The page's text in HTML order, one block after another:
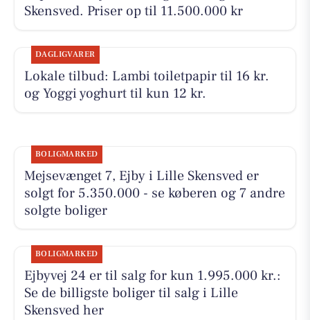
Skensved. Priser op til 11.500.000 kr
DAGLIGVARER
Lokale tilbud: Lambi toiletpapir til 16 kr.
og Yoggi yoghurt til kun 12 kr.
BOLIGMARKED
Mejsevænget 7, Ejby i Lille Skensved er
solgt for 5.350.000 - se køberen og 7 andre
solgte boliger
BOLIGMARKED
Ejbyvej 24 er til salg for kun 1.995.000 kr.:
Se de billigste boliger til salg i Lille
Skensved her